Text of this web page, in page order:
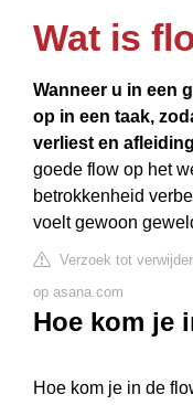
Wat is
Wanneer u in een
op in een taak,
verliest en
goede flow op het
betrokkenheid
voelt gewoon
Verzoek tot
op asana.com
Hoe kom je
Hoe kom je in de